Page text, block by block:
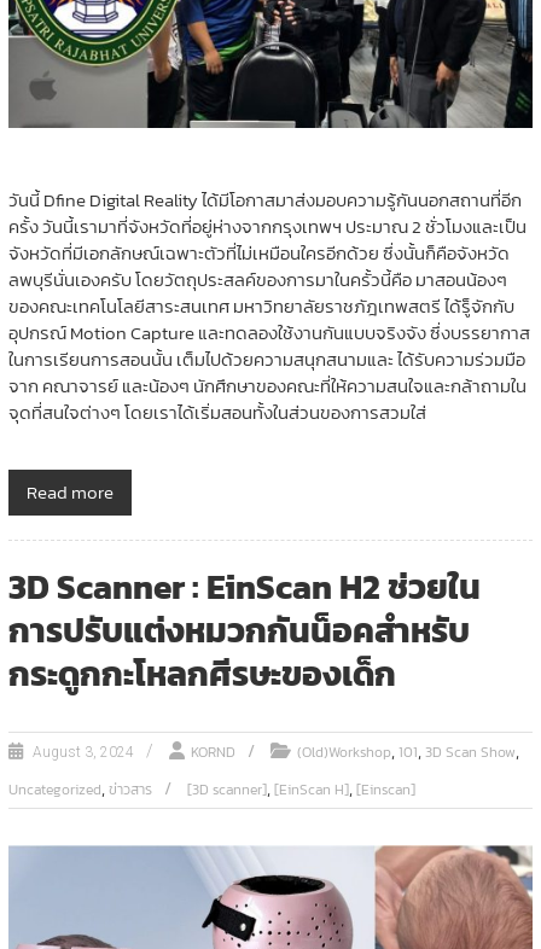
วันนี้ Dfine Digital Reality ได้มีโอกาสมาส่งมอบความรู้กันนอกสถานที่อีก
ครั้ง วันนี้เรามาที่จังหวัดที่อยู่ห่างจากกรุงเทพฯ ประมาณ 2 ชั่วโมงและเป็น
จังหวัดที่มีเอกลักษณ์เฉพาะตัวที่ไม่เหมือนใครอีกด้วย ซึ่งนั้นก็คือจังหวัด
ลพบุรีนั่นเองครับ โดยวัตถุประสลค์ของการมาในครั้วนี้คือ มาสอนน้องๆ
ของคณะเทคโนโลยีสาระสนเทศ มหาวิทยาลัยราชภัฎเทพสตรี ได้รู็จักกับ
อุปกรณ์ Motion Capture และทดลองใช้งานกันแบบจริงจัง ซึ่งบรรยากาส
ในการเรียนการสอนนั้น เต็มไปด้วยความสนุกสนามและ ได้รับความร่วมมือ
จาก คณาจารย์ และน้องๆ นักศึกษาของคณะที่ให้ความสนใจและกล้าถามใน
จุดที่สนใจต่างๆ โดยเราได้เริ่มสอนทั้งในส่วนของการสวมใส่
Read more
3D Scanner : EinScan H2 ช่วยใน
การปรับแต่งหมวกกันน็อคสำหรับ
กระดูกกะโหลกศีรษะของเด็ก
August 3, 2024 KORND (Old)Workshop,101,3D Scan Show,
Uncategorized,ข่าวสาร [3D scanner],[EinScan H],[Einscan]